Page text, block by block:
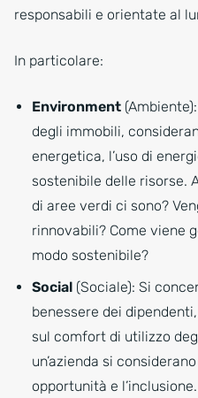
responsabili e orientate al
In particolare:
Environment
degli immobili,
energetica, l’uso di
sostenibile delle risorse.
di aree verdi ci sono?
rinnovabili? Come viene
modo sostenibile?
Social (Sociale): Si
benessere dei
sul comfort di utilizzo
un’azienda si
opportunità e